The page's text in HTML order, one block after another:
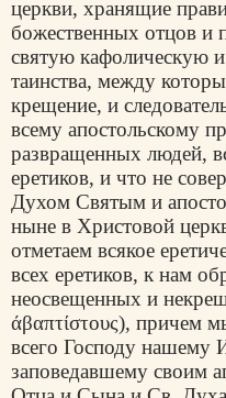
церкви, хранящие
божественных отцов
святую кафолическую
таинства, между
крещение, и
всему апостольскому
развращенных людей,
еретиков, и что не
Духом Святым и
ныне в Христовой
отметаем всякое
всех еретиков, к нам
неосвещенных и
άβαπτίστους), причем
всего Господу нашему
заповедавшему своим